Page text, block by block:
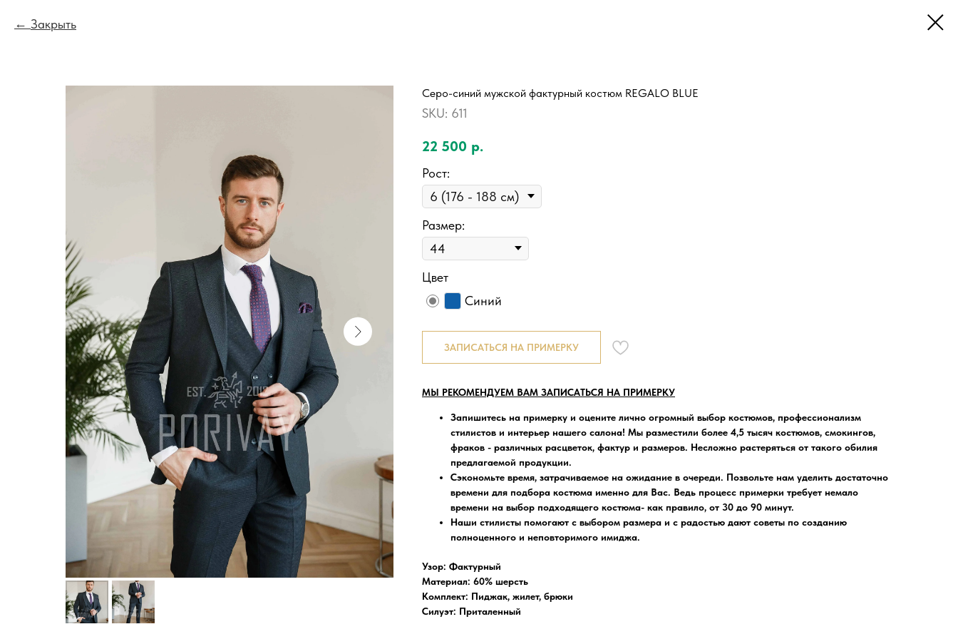
Закрыть
Серо-синий мужской фактурный костюм REGALO BLUE
SKU: 611
22 500 р.
Рост:
Размер:
Цвет
Синий
ЗАПИСАТЬСЯ НА ПРИМЕРКУ
МЫ РЕКОМЕНДУЕМ ВАМ ЗАПИСАТЬСЯ НА ПРИМЕРКУ
Запишитесь на примерку и оцените лично огромный выбор костюмов, профессионализм
стилистов и интерьер нашего салона! Мы разместили более 4,5 тысяч костюмов, смокингов,
фраков - различных расцветок, фактур и размеров. Несложно растеряться от такого обилия
предлагаемой продукции.
Сэкономьте время, затрачиваемое на ожидание в очереди. Позвольте нам уделить достаточно
времени для подбора костюма именно для Вас. Ведь процесс примерки требует немало
времени на выбор подходящего костюма- как правило, от 30 до 90 минут.
Наши стилисты помогают с выбором размера и с радостью дают советы по созданию
полноценного и неповторимого имиджа.
Узор: Фактурный
Материал: 60% шерсть
Комплект: Пиджак, жилет, брюки
Силуэт: Приталенный